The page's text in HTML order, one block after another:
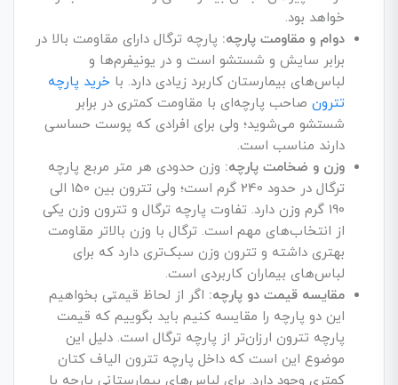
خواهد بود.
دوام و مقاومت پارچه: پارچه ترگال دارای مقاومت بالا در
برابر سایش و شستشو است و در یونیفرم‌ها و
لباس‌های بیمارستان کاربرد زیادی دارد. با خرید پارچه
تترون صاحب پارچه‌ای با مقاومت کمتری در برابر
شستشو می‌شوید؛ ولی برای افرادی که پوست حساسی
دارند مناسب است.
وزن و ضخامت پارچه: وزن حدودی هر متر مربع پارچه
ترگال در حدود 240 گرم است؛ ولی تترون بین 150 الی
190 گرم وزن دارد. تفاوت پارچه ترگال و تترون وزن یکی
از انتخاب‌های مهم است. ترگال با وزن بالاتر مقاومت
بهتری داشته و تترون وزن سبک‌تری دارد که برای
لباس‌های بیماران کاربردی است.
مقایسه قیمت دو پارچه: اگر از لحاظ قیمتی بخواهیم
این دو پارچه را مقایسه کنیم باید بگوییم که قیمت
پارچه تترون ارزان‌تر از پارچه ترگال است. دلیل این
موضوع این است که داخل پارچه تترون الیاف کتان
کمتری وجود دارد. برای لباس‌های بیمارستانی پارچه با